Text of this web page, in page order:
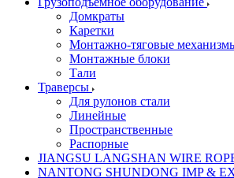
Домкраты
Каретки
Монтажно-тяговые
Монтажные блоки
Тали
Траверсы
Для рулонов стали
Линейные
Пространственные
Распорные
JIANGSU LANGSHAN WIRE
NANTONG SHUNDONG IMP &